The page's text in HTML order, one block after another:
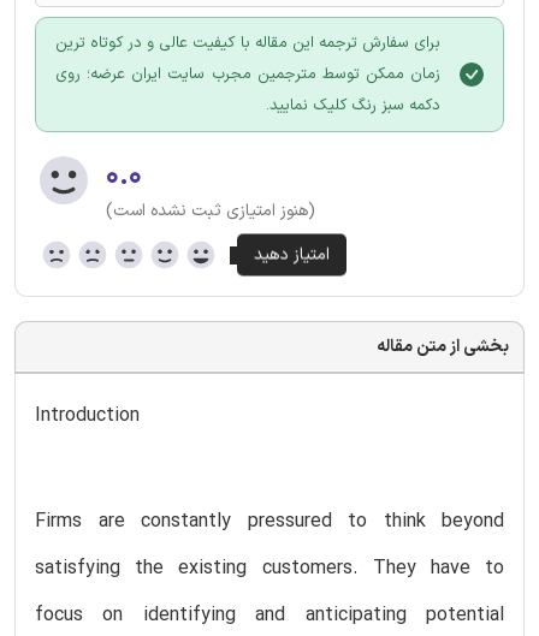
برای سفارش ترجمه این مقاله با کیفیت عالی و در کوتاه ترین
زمان ممکن توسط مترجمین مجرب سایت ایران عرضه؛ روی
دکمه سبز رنگ کلیک نمایید.
۰.۰
(هنوز امتیازی ثبت نشده است)
بخشی از متن مقاله
Introduction
Firms are constantly pressured to think beyond
satisfying the existing customers. They have to
focus on identifying and anticipating potential